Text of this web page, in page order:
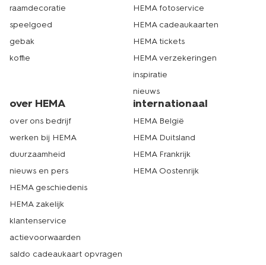
raamdecoratie
speelgoed
gebak
koffie
HEMA fotoservice
HEMA cadeaukaarten
HEMA tickets
HEMA verzekeringen
inspiratie
nieuws
over HEMA
over ons bedrijf
werken bij HEMA
duurzaamheid
nieuws en pers
HEMA geschiedenis
HEMA zakelijk
klantenservice
actievoorwaarden
saldo cadeaukaart opvragen
internationaal
HEMA België
HEMA Duitsland
HEMA Frankrijk
HEMA Oostenrijk